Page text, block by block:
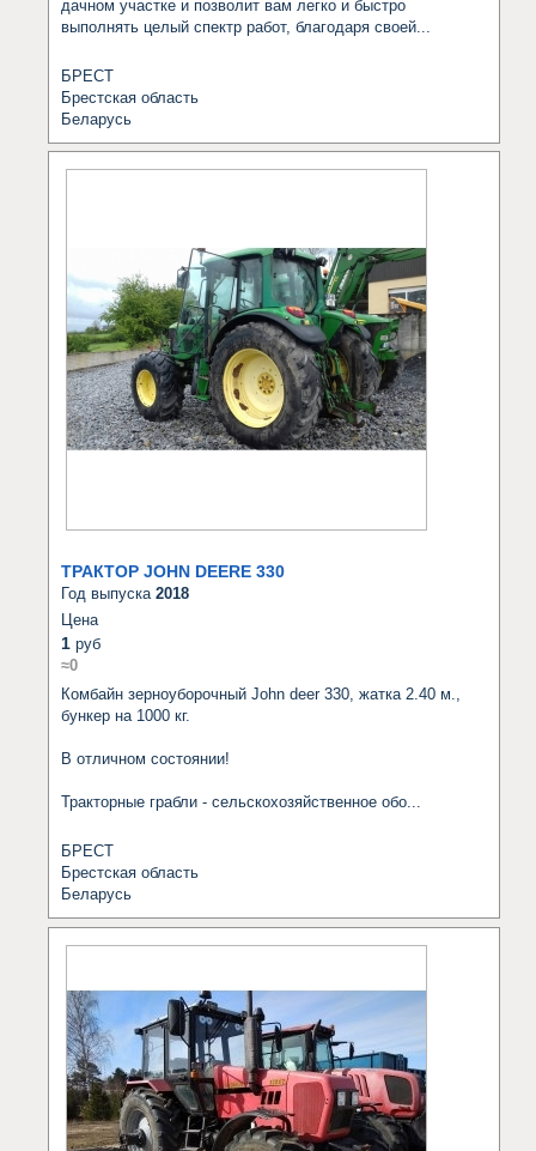
дачном участке и позволит вам легко и быстро
выполнять целый спектр работ, благодаря своей...
БРЕСТ
Брестская область
Беларусь
ТРАКТОР JOHN DEERE 330
Год выпуска 2018
Цена
1 руб
≈0
Комбайн зерноуборочный John deer 330, жатка 2.40 м.,
бункер на 1000 кг.
В отличном состоянии!
Тракторные грабли - сельскохозяйственное обо...
БРЕСТ
Брестская область
Беларусь